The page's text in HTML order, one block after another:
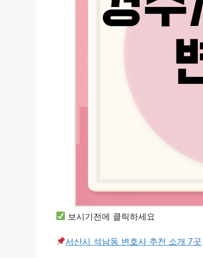
보시기전에 클릭하세요
서산시 석남동 변호사 추천 소개 7곳